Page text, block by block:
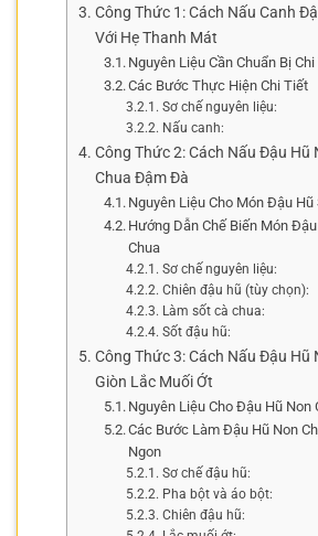
Công Thức 1: Cách Nấu Canh
Với Hẹ Thanh Mát
Nguyên Liệu Cần Chuẩn Bị
Các Bước Thực Hiện Chi Tiết
Sơ chế nguyên liệu:
Nấu canh:
Công Thức 2: Cách Nấu Đậu Hũ
Chua Đậm Đà
Nguyên Liệu Cho Món Đậu Hũ
Hướng Dẫn Chế Biến Món
Chua
Sơ chế nguyên liệu:
Chiên đậu hũ (tùy chọn):
Làm sốt cà chua:
Sốt đậu hũ:
Công Thức 3: Cách Nấu Đậu Hũ
Giòn Lắc Muối Ớt
Nguyên Liệu Cho Đậu Hũ Non
Các Bước Làm Đậu Hũ Non
Ngon
Sơ chế đậu hũ:
Pha bột và áo bột:
Chiên đậu hũ: